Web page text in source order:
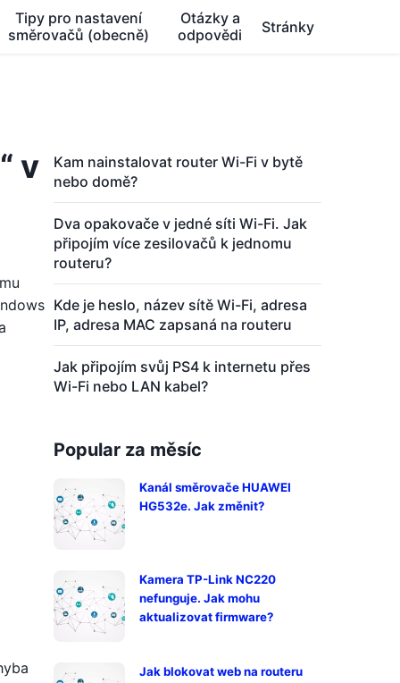
Tipy pro nastavení
směrovačů (obecně)
Otázky a
odpovědi
Stránky
v
Kam nainstalovat router Wi-Fi v bytě
nebo domě?
Dva opakovače v jedné síti Wi-Fi. Jak
připojím více zesilovačů k jednomu
routeru?
Kde je heslo, název sítě Wi-Fi, adresa
IP, adresa MAC zapsaná na routeru
Jak připojím svůj PS4 k internetu přes
Wi-Fi nebo LAN kabel?
Popular za měsíc
Kanál směrovače HUAWEI
HG532e. Jak změnit?
Kamera TP-Link NC220
nefunguje. Jak mohu
aktualizovat firmware?
Jak blokovat web na routeru